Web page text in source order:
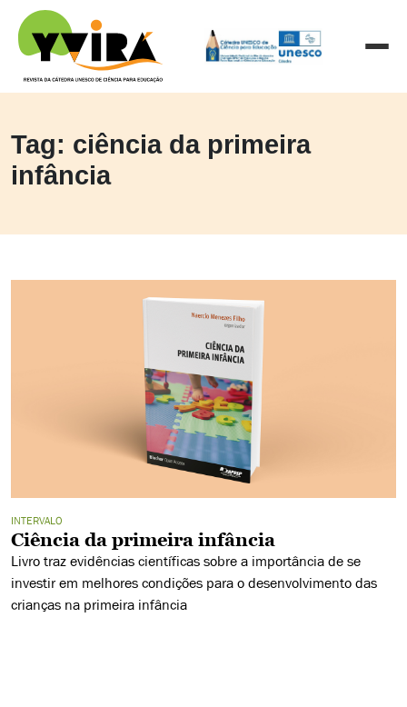
Tag: ciência da primeira
infância
INTERVALO
Ciência da primeira infância
Livro traz evidências científicas sobre a importância de se
investir em melhores condições para o desenvolvimento das
crianças na primeira infância